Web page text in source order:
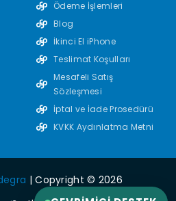
Ödeme İşlemleri
Blog
İkinci El iPhone
Teslimat Koşulları
Mesafeli Satış
Sözleşmesi
İptal ve İade Prosedürü
KVKK Aydınlatma Metni
| Copyright © 2026